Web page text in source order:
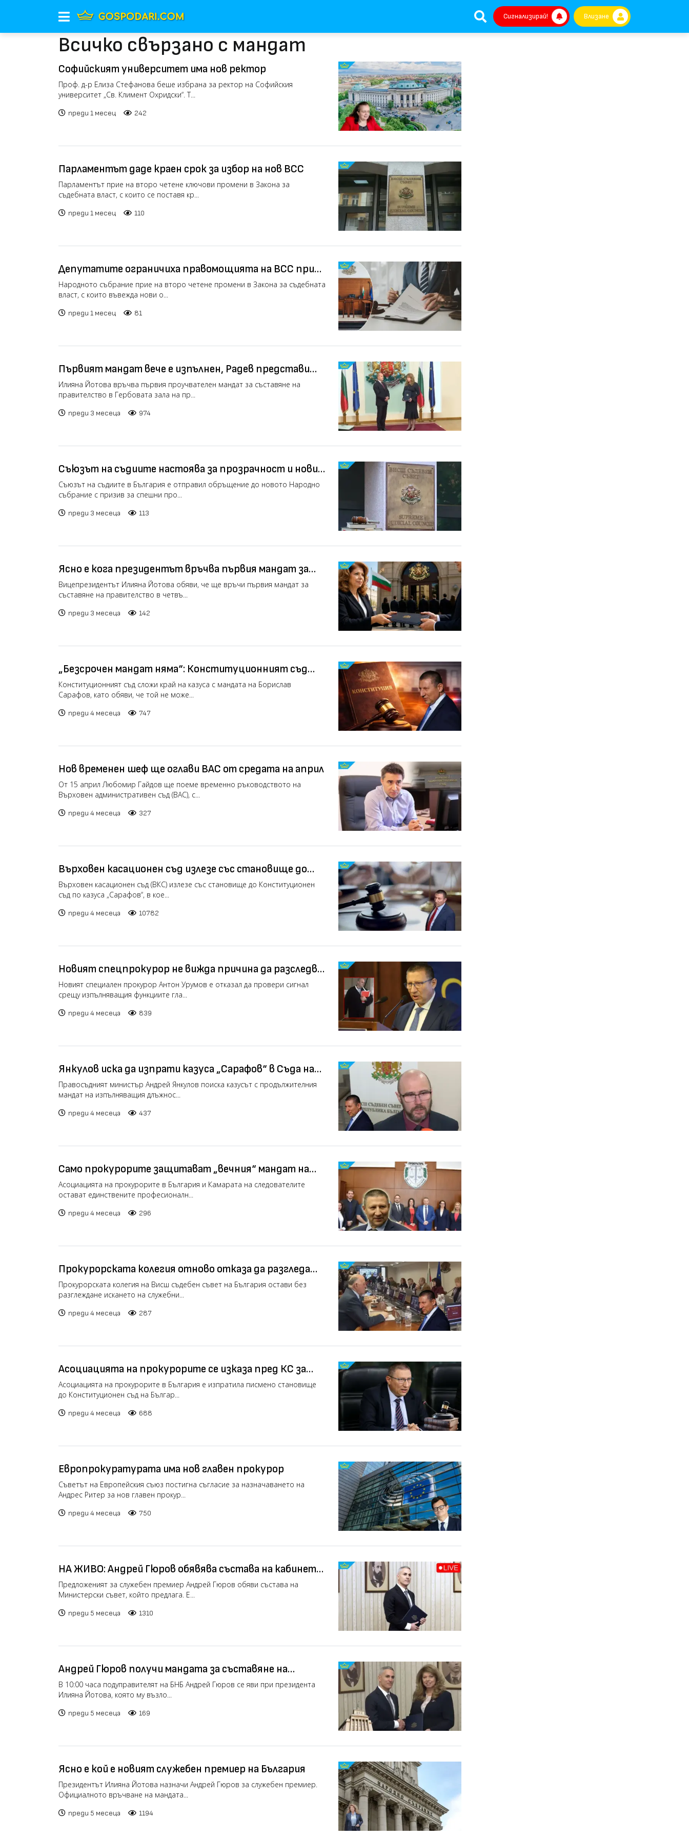
Сигнализирай! Влизане
Всичко свързано с мандат
Софийският университет има нов ректор
Проф. д-р Елиза Стефанова беше избрана за ректор на Софийския
университет „Св. Климент Охридски“. Т...
преди 1 месец 242
Парламентът даде краен срок за избор на нов ВСС
Парламентът прие на второ четене ключови промени в Закона за
съдебната власт, с които се поставя кр...
преди 1 месец 110
Депутатите ограничиха правомощията на ВСС при
изтекъл мандат
Народното събрание прие на второ четене промени в Закона за съдебната
власт, с които въвежда нови о...
преди 1 месец 81
Първият мандат вече е изпълнен, Радев представи
министрите (видео)
Илияна Йотова връчва първия проучвателен мандат за съставяне на
правителство в Гербовата зала на пр...
преди 3 месеца 974
Съюзът на съдиите настоява за прозрачност и нови
правила при избора на членове на ВСС
Съюзът на съдиите в България е отправил обръщение до новото Народно
събрание с призив за спешни про...
преди 3 месеца 113
Ясно е кога президентът връчва първия мандат за
съставяне на правителство
Вицепрезидентът Илияна Йотова обяви, че ще връчи първия мандат за
съставяне на правителство в четвъ...
преди 3 месеца 142
„Безсрочен мандат няма“: Конституционният съд
поряза Сарафов
Конституционният съд сложи край на казуса с мандата на Борислав
Сарафов, като обяви, че той не може...
преди 4 месеца 747
Нов временен шеф ще оглави ВАС от средата на април
От 15 април Любомир Гайдов ще поеме временно ръководството на
Върховен административен съд (ВАС), с...
преди 4 месеца 327
Върховен касационен съд излезе със становище до
Конституционен съд по казуса „Сарафов“
Върховен касационен съд (ВКС) излезе със становище до Конституционен
съд по казуса „Сарафов“, в кое...
преди 4 месеца 10782
Новият спецпрокурор не вижда причина да разследва
Сарафов
Новият специален прокурор Антон Урумов е отказал да провери сигнал
срещу изпълняващия функциите гла...
преди 4 месеца 839
Янкулов иска да изпрати казуса „Сарафов“ в Съда на
ЕС
Правосъдният министър Андрей Янкулов поиска казусът с продължителния
мандат на изпълняващия длъжнос...
преди 4 месеца 437
Само прокурорите защитават „вечния“ мандат на
Сарафов
Асоциацията на прокурорите в България и Камарата на следователите
остават единствените професионалн...
преди 4 месеца 296
Прокурорската колегия отново отказа да разгледа
искането за нов и.ф. главен прокурор (видео)
Прокурорската колегия на Висш съдебен съвет на България остави без
разглеждане искането на служебни...
преди 4 месеца 287
Асоциацията на прокурорите се изказа пред КС за
правомощията на Борислав Сарафов
Асоциацията на прокурорите в България е изпратила писмено становище
до Конституционен съд на Българ...
преди 4 месеца 688
Европрокуратурата има нов главен прокурор
Съветът на Европейския съюз постигна съгласие за назначаването на
Андрес Ритер за нов главен прокур...
преди 4 месеца 750
НА ЖИВО: Андрей Гюров обявява състава на кабинета,
който предлага (видео)
Предложеният за служебен премиер Андрей Гюров обяви състава на
Министерски съвет, който предлага. Е...
преди 5 месеца 1310
Андрей Гюров получи мандата за съставяне на
служебен кабинет (видео)
В 10:00 часа подуправителят на БНБ Андрей Гюров се яви при президента
Илияна Йотова, която му възло...
преди 5 месеца 169
Ясно е кой е новият служебен премиер на България
Президентът Илияна Йотова назначи Андрей Гюров за служебен премиер.
Официалното връчване на мандата...
преди 5 месеца 1194